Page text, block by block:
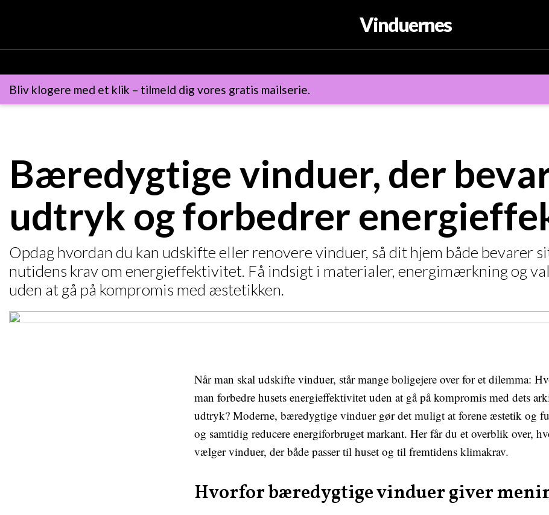
Vinduernes
Bliv klogere med et klik – tilmeld dig vores gratis mailserie.
Bæredygtige vinduer, der
udtryk og forbedrer
Opdag hvordan du kan udskifte eller renovere vinduer, så dit hjem både bevarer
nutidens krav om energieffektivitet. Få indsigt i materialer, energimærkning og
uden at gå på kompromis med æstetikken.
Når man skal udskifte vinduer, står mange boligejere over for et dilemma:
man forbedre husets energieffektivitet uden at gå på kompromis med dets
udtryk? Moderne, bæredygtige vinduer gør det muligt at forene æstetik og
og samtidig reducere energiforbruget markant. Her får du et overblik over,
vælger vinduer, der både passer til huset og til fremtidens klimakrav.
Hvorfor bæredygtige vinduer giver